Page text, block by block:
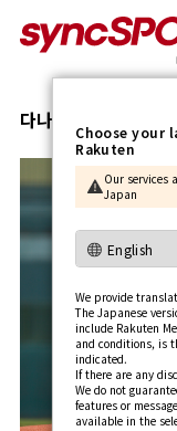
다나카 마사히로
Choose your
Rakuten
Our services
Japan
We provide
The Japanese
include Rakuten
and conditions, is
indicated.
If there are any
We do not
features or
available in the
사용가이드 보기